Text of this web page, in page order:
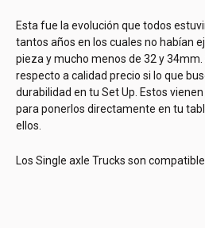
Esta fue la evolución que todos
tantos años en los cuales no habían
pieza y mucho menos de 32 y
respecto a calidad precio si lo que
durabilidad en tu Set Up. Estos
para ponerlos directamente en tu
ellos.
Los Single axle Trucks son